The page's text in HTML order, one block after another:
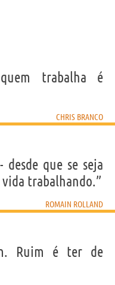
trabalha é
CHRIS BRANCO
que se seja
trabalhando.”
ROMAIN ROLLAND
Ruim é ter de